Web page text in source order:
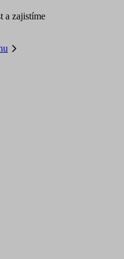
a zajistíme